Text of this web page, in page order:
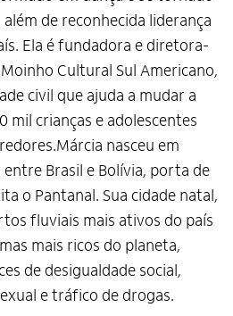
de reconhecida liderança
Ela é fundadora e diretora-
Cultural Sul Americano,
civil que ajuda a mudar a
mil crianças e adolescentes
nasceu em
Brasil e Bolívia, porta de
o Pantanal. Sua cidade natal,
fluviais mais ativos do país
mais ricos do planeta,
de desigualdade social,
e tráfico de drogas.